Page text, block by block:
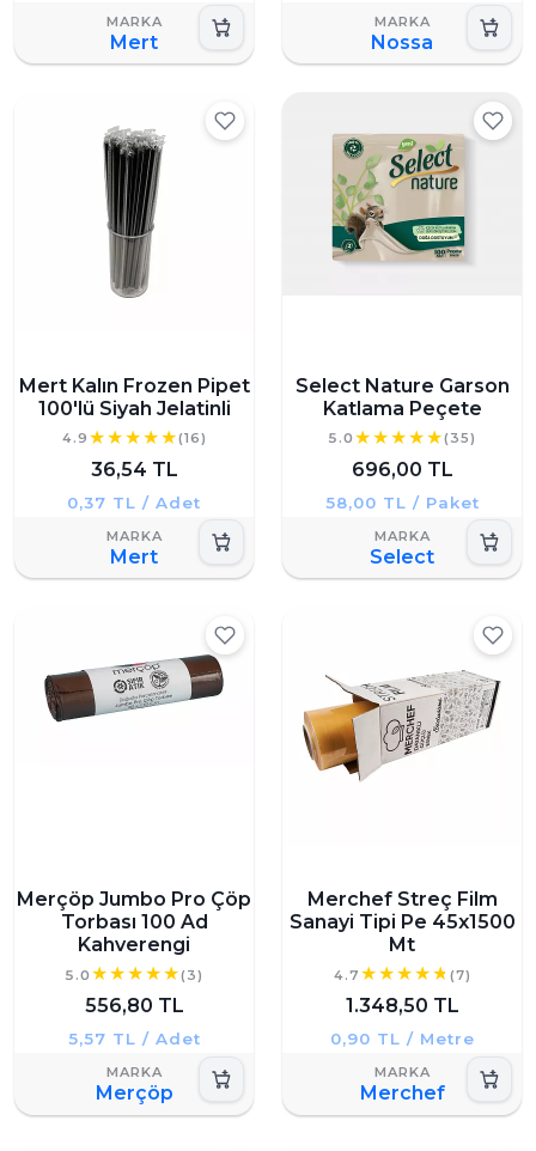
Mert Nossa
Mert Kalın Frozen Pipet
100'lü Siyah Jelatinli
4.9 (16)
36,54 TL
0,37 TL / Adet
Mert
Select Nature Garson
Katlama Peçete
5.0 (35)
696,00 TL
58,00 TL / Paket
Select
Merçöp Jumbo Pro Çöp
Torbası 100 Ad
Kahverengi
5.0 (3)
556,80 TL
5,57 TL / Adet
Merçöp
Merchef Streç Film
Sanayi Tipi Pe 45x1500
Mt
4.7 (7)
1.348,50 TL
0,90 TL / Metre
Merchef